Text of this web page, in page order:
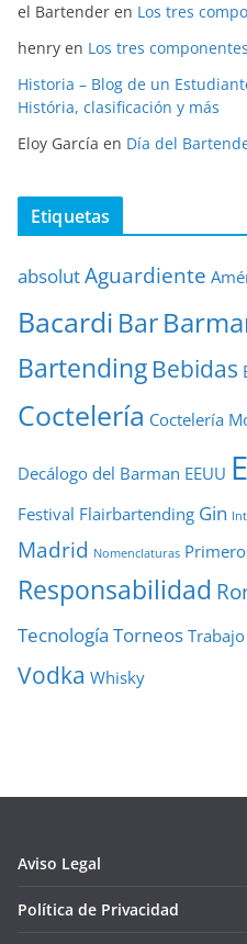
el Bartender en Los tres
henry en Los tres
Historia – Blog de un
História, clasificación y más
Eloy García en Día del
Etiquetas
absolutAguardiente
Bacardi Bar
Bartending Bebidas
Coctelería Coctelería
Decálogo del Barman EEUU
Festival Flairbartending Gin
Madrid Nomenclaturas
Responsabilidad
Tecnología Torneos Trabajo
Vodka Whisky
Aviso Legal
Política de Privacidad